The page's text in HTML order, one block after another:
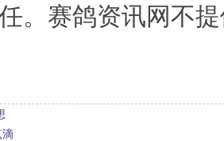
。赛鸽资讯网不
滴